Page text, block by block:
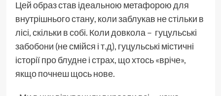
Цей образ став ідеальною метафорою для
внутрішнього стану, коли заблукав не стільки в
лісі, скільки в собі. Коли довкола – гуцульські
забобони (не смійся і т.д), гуцульські містичні
історії про блудне і страх, що хтось «вріче»,
якщо почнеш щось нове.